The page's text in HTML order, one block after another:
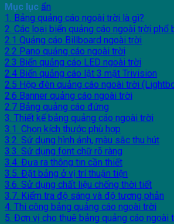
Mục lục ẩn
1. Bảng quảng cáo ngoài trời là gì?
2. Các loại biển quảng cáo ngoài trời phổ
2.1 Quảng cáo Billboard ngoài trời
2.2 Pano quảng cáo ngoài trời
2.3 Biển quảng cáo LED ngoài trời
2.4 Biển quảng cáo lật 3 mặt Trivision
2.5 Hộp đèn quảng cáo ngoài trời
2.6 Banner quảng cáo ngoài trời
2.7 Bảng quảng cáo đứng
3. Thiết kế bảng quảng cáo ngoài trời
3.1. Chọn kích thước phù hợp
3.2. Sử dụng hình ảnh, màu sắc thu hút
3.3. Sử dụng font chữ rõ ràng
3.4. Đưa ra thông tin cần thiết
3.5. Đặt bảng ở vị trí thuận tiện
3.6. Sử dụng chất liệu chống thời tiết
3.7. Kiểm tra độ sáng và độ tương phản
4. Thi công bảng quảng cáo ngoài trời
5. Đơn vị cho thuê bảng quảng cáo ngoài